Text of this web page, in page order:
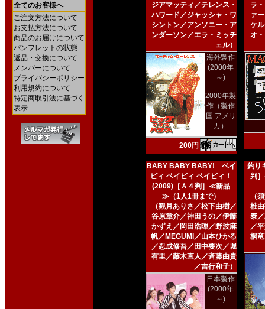
全てのお客様へ
ご注文方法について
お支払方法について
商品のお届けについて
パンフレットの状態
返品・交換について
メンバーについて
プライバシーポリシー
利用規約について
特定商取引法に基づく
表示
ジアマッティ／テレンス・
ハワード／ジャッシャ・ワ
シントン／アンソニー・ア
ンダーソン／エラ・ミッチ
ェル）
海外製作
(2000年
～)
2000年製
作（製作
国 アメリ
カ）
200円
ラ
ァ
ケ
オ
BABY BABY BABY! ベイ
ビィ ベイビィ ベイビィ！
(2009)［Ａ４判］≪新品
≫（1人1冊まで）
（観月ありさ／松下由樹／
谷原章介／神田うの／伊藤
かずえ／岡田浩暉／野波麻
帆／MEGUMI／山本ひかる
／忍成修吾／田中要次／堀
有里／藤木直人／斉藤由貴
／吉行和子）
日本製作
(2000年
～)
釣り
判
（
椎
泰
／
桐